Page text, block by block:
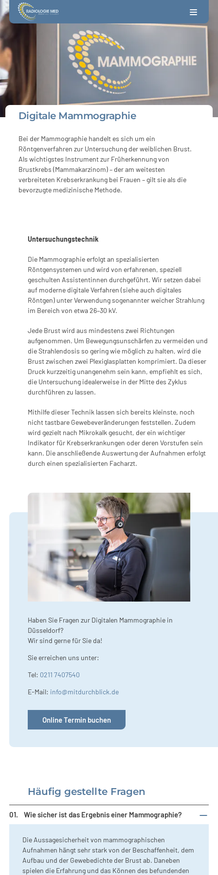
Digitale Mammographie
Bei der Mammographie handelt es sich um ein
Röntgenverfahren zur Untersuchung der weiblichen Brust.
Als wichtigstes Instrument zur Früherkennung von
Brustkrebs (Mammakarzinom) – der am weitesten
verbreiteten Krebserkrankung bei Frauen – gilt sie als die
bevorzugte medizinische Methode.
Untersuchungstechnik
Die Mammographie erfolgt an spezialisierten
Röntgensystemen und wird von erfahrenen, speziell
geschulten Assistentinnen durchgeführt. Wir setzen dabei
auf moderne digitale Verfahren (siehe auch digitales
Röntgen) unter Verwendung sogenannter weicher Strahlung
im Bereich von etwa 26–30 kV.
Jede Brust wird aus mindestens zwei Richtungen
aufgenommen. Um Bewegungsunschärfen zu vermeiden und
die Strahlendosis so gering wie möglich zu halten, wird die
Brust zwischen zwei Plexiglasplatten komprimiert. Da dieser
Druck kurzzeitig unangenehm sein kann, empfiehlt es sich,
die Untersuchung idealerweise in der Mitte des Zyklus
durchführen zu lassen.
Mithilfe dieser Technik lassen sich bereits kleinste, noch
nicht tastbare Gewebeveränderungen feststellen. Zudem
wird gezielt nach Mikrokalk gesucht, der ein wichtiger
Indikator für Krebserkrankungen oder deren Vorstufen sein
kann. Die anschließende Auswertung der Aufnahmen erfolgt
durch einen spezialisierten Facharzt.
Haben Sie Fragen zur Digitalen Mammographie in
Düsseldorf?
Wir sind gerne für Sie da!
Sie erreichen uns unter:
Tel: 0211 7407540
E-Mail: info@mitdurchblick.de
Online Termin buchen
Häufig gestellte Fragen
01. Wie sicher ist das Ergebnis einer Mammographie?
Die Aussagesicherheit von mammographischen
Aufnahmen hängt sehr stark von der Beschaffenheit, dem
Aufbau und der Gewebedichte der Brust ab. Daneben
spielen die Erfahrung und das Können des befundenden